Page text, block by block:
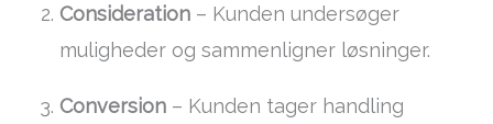
Consideration – Kunden undersøger
muligheder og sammenligner løsninger.
Conversion – Kunden tager handling